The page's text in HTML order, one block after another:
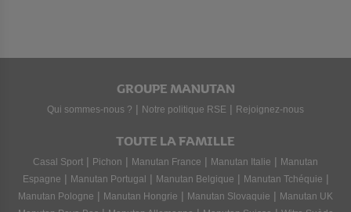
GROUPE MANUTAN
Qui sommes-nous ? | Notre politique RSE | Rejoignez-nous
TOUTE LA FAMILLE
Casal Sport | Pichon | Manutan France | Manutan Italie | Manutan
Espagne | Manutan Portugal | Manutan Belgique | Manutan Tchéquie |
Manutan Pologne | Manutan Hongrie | Manutan Slovaquie | Manutan UK